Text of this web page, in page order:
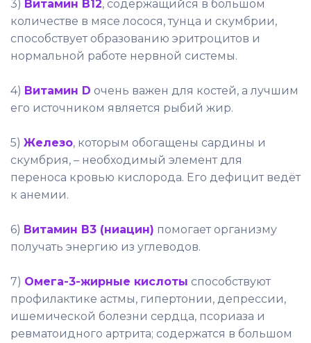
3) Витамин B12, содержащийся в большом
количестве в мясе лосося, тунца и скумбрии,
способствует образованию эритроцитов и
нормальной работе нервной системы.
4) Витамин D очень важен для костей, а лучшим
его источником является рыбий жир.
5) Железо, которым обогащены сардины и
скумбрия, – необходимый элемент для
переноса кровью кислорода. Его дефицит ведёт
к анемии.
6) Витамин B3 (ниацин) помогает организму
получать энергию из углеводов.
7) Омега-3-жирные кислоты способствуют
профилактике астмы, гипертонии, депрессии,
ишемической болезни сердца, псориаза и
ревматоидного артрита; содержатся в большом